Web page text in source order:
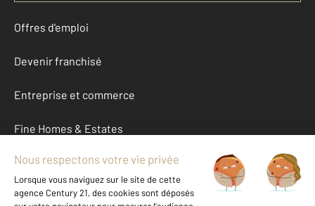
Offres d'emploi
Devenir franchisé
Entreprise et commerce
Fine Homes & Estates
À propos
International